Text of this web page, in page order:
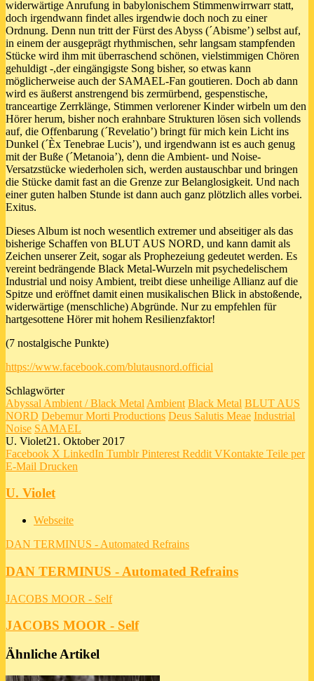
widerwärtige Anrufung in babylonischem Stimmenwirrwarr statt,
doch irgendwann findet alles irgendwie doch noch zu einer
Ordnung. Denn nun tritt der Fürst des Abyss (´Abisme’) selbst auf,
in einem der ausgeprägt rhythmischen, sehr langsam stampfenden
Stücke wird ihm mit überraschend schönen, vielstimmigen Chören
gehuldigt -,der eingängigste Song bisher, so etwas kann
möglicherweise auch der SAMAEL-Fan goutieren. Doch ab dann
wird es äußerst anstrengend bis zermürbend, gespenstische,
tranceartige Zerrklänge, Stimmen verlorener Kinder wirbeln um den
Hörer herum, bisher noch erahnbare Strukturen lösen sich vollends
auf, die Offenbarung (´Revelatio’) bringt für mich kein Licht ins
Dunkel (´Èx Tenebrae Lucis’), und irgendwann ist es auch genug
mit der Buße (´Metanoia’), denn die Ambient- und Noise-
Versatzstücke wiederholen sich, werden austauschbar und bringen
die Stücke damit fast an die Grenze zur Belanglosigkeit. Und nach
einer guten halben Stunde ist dann auch ganz plötzlich alles vorbei.
Exitus.
Dieses Album ist noch wesentlich extremer und abseitiger als das
bisherige Schaffen von BLUT AUS NORD, und kann damit als
Zeichen unserer Zeit, sogar als Prophezeiung gedeutet werden. Es
vereint bedrängende Black Metal-Wurzeln mit psychedelischem
Industrial und noisy Ambient, treibt diese unheilige Allianz auf die
Spitze und eröffnet damit einen musikalischen Blick in abstoßende,
widerwärtige (menschliche) Abgründe. Nur zu empfehlen für
hartgesottene Hörer mit hohem Resilienzfaktor!
(7 nostalgische Punkte)
https://www.facebook.com/blutausnord.official
Schlagwörter
Abyssal Ambient / Black Metal Ambient Black Metal BLUT AUS
NORD Debemur Morti Productions Deus Salutis Meae Industrial
Noise SAMAEL
U. Violet21. Oktober 2017
Facebook X LinkedIn Tumblr Pinterest Reddit VKontakte Teile per
E-Mail Drucken
U. Violet
Webseite
DAN TERMINUS - Automated Refrains
DAN TERMINUS - Automated Refrains
JACOBS MOOR - Self
JACOBS MOOR - Self
Ähnliche Artikel